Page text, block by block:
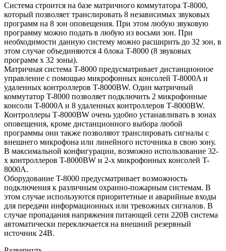
Система строится на базе матричного коммутатора T-8000,
который позволяет транслировать 8 независимых звуковых
программ на 8 зон оповещения. При этом любую звуковую
программу можно подать в любую из восьми зон. При
необходимости данную систему можно расширить до 32 зон, в
этом случае объединяются 4 блока T-8000 (8 звуковых
программ х 32 зоны).
Матричная система T-8000 предусматривает дистанционное
управление с помощью микрофонных консолей T-8000A и
удаленных контроллеров T-8000BW. Один матричный
коммутатор T-8000 позволяет подключить 2 микрофонные
консоли T-8000A и 8 удаленных контроллеров Т-8000BW.
Контроллеры Т-8000BW очень удобно устанавливать в зонах
оповещения, кроме дистанционного выбора любой
программы они также позволяют транслировать сигналы c
внешнего микрофона или линейного источника в свою зону.
В максимальной конфигурации, возможно использование 32-
х контроллеров T-8000BW и 2-х микрофонных консолей T-
8000A.
Оборудование T-8000 предусматривает возможность
подключения к различным охранно-пожарным системам. В
этом случае используются приоритетные и аварийные входы
для передачи информационных или тревожных сигналов. В
случае пропадания напряжения питающей сети 220В система
автоматически переключается на внешний резервный
источник 24В.